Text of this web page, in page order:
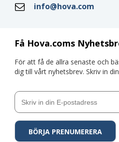
Få Hova.coms
För att få de allra senaste och
dig till vårt nyhetsbrev. Skriv in
info@hova.com